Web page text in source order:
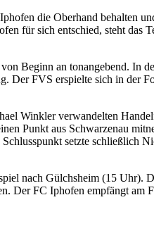
die Oberhand behalten
für sich entschied, steht das
Beginn an tonangebend. In
Der FVS erspielte sich in der
Winkler verwandelten
Punkt aus Schwarzenau
setzte schließlich
nach Gülchsheim (15 Uhr).
Der FC Iphofen empfängt am